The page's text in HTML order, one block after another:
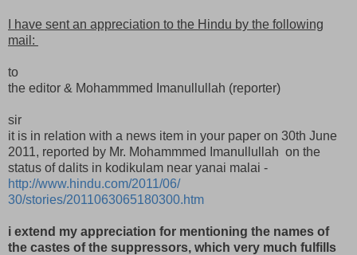
I have sent an appreciation to the Hindu by the following
mail:
to
the editor & Mohammmed Imanullullah (reporter)
sir
it is in relation with a news item in your paper on 30th June
2011, reported by Mr. Mohammmed Imanullullah on the
status of dalits in kodikulam near yanai malai -
http://www.hindu.com/2011/06/
30/stories/2011063065180300.htm
i extend my appreciation for mentioning the names of
the castes of the suppressors, which very much fulfills